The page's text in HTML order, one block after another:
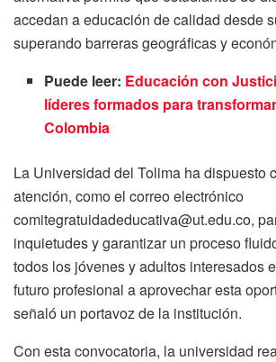
accedan a educación de calidad desde
superando barreras geográficas y
Puede leer: Educación con
líderes formados para
Colombia
La Universidad del Tolima ha dispuesto
atención, como el correo electrónico
comitegratuidadeducativa@ut.edu.co,
inquietudes y garantizar un proceso
todos los jóvenes y adultos interesados
futuro profesional a aprovechar esta
señaló un portavoz de la institución.
Con esta convocatoria, la universidad